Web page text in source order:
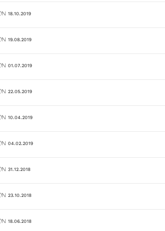
18.10.2019
19.08.2019
01.07.2019
22.05.2019
10.04.2019
04.02.2019
31.12.2018
23.10.2018
18.06.2018